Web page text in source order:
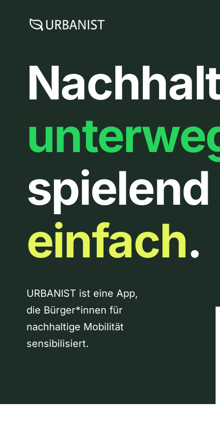
spielend
einfach.
URBANIST ist eine App,
die Bürger*innen für
nachhaltige Mobilität
sensibilisiert.